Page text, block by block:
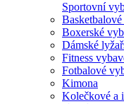
Sportovní
Boxerské
Dámské
Fitness
Fotbalové
Kimona
Kolečkové a